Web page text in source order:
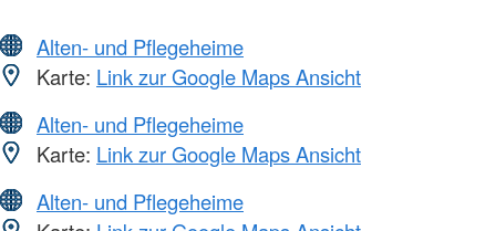
Alten- und Pflegeheime
Karte: Link zur Google Maps Ansicht
Alten- und Pflegeheime
Karte: Link zur Google Maps Ansicht
Alten- und Pflegeheime